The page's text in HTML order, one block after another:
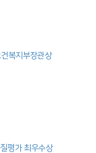
복지부장관상
평가 최우수상